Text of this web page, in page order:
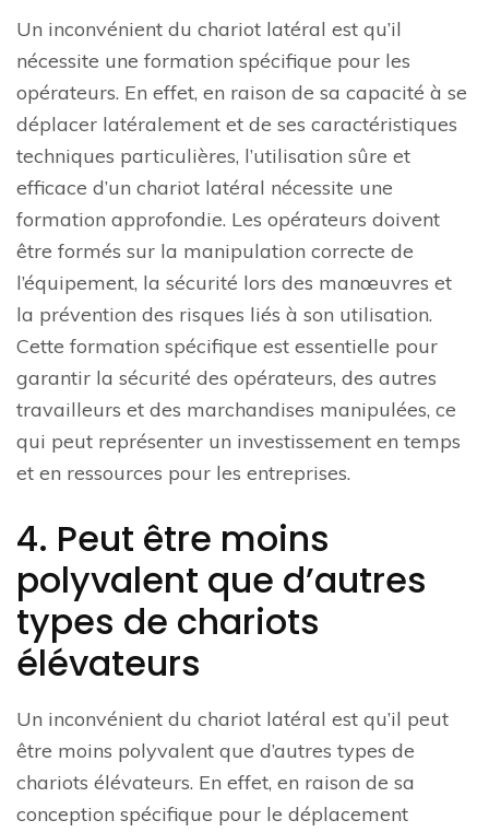
Un inconvénient du chariot latéral est qu’il
nécessite une formation spécifique pour les
opérateurs. En effet, en raison de sa capacité à se
déplacer latéralement et de ses caractéristiques
techniques particulières, l’utilisation sûre et
efficace d’un chariot latéral nécessite une
formation approfondie. Les opérateurs doivent
être formés sur la manipulation correcte de
l’équipement, la sécurité lors des manœuvres et
la prévention des risques liés à son utilisation.
Cette formation spécifique est essentielle pour
garantir la sécurité des opérateurs, des autres
travailleurs et des marchandises manipulées, ce
qui peut représenter un investissement en temps
et en ressources pour les entreprises.
4. Peut être moins
polyvalent que d’autres
types de chariots
élévateurs
Un inconvénient du chariot latéral est qu’il peut
être moins polyvalent que d’autres types de
chariots élévateurs. En effet, en raison de sa
conception spécifique pour le déplacement